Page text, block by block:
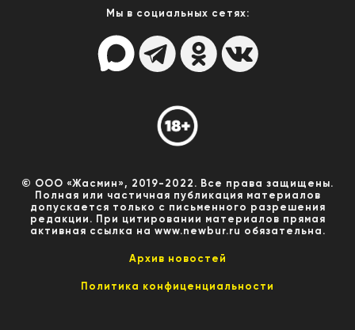
Мы в социальных сетях:
© ООО «Жасмин», 2019-2022. Все права защищены.
Полная или частичная публикация материалов
допускается только с письменного разрешения
редакции. При цитировании материалов прямая
активная ссылка на www.newbur.ru обязательна.
Архив новостей
Политика конфиценциальности